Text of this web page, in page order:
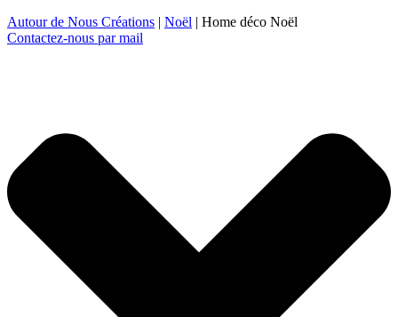
Autour de Nous Créations | Noël | Home déco Noël
Contactez-nous par mail